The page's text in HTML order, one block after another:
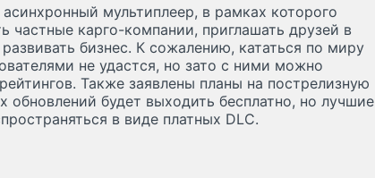
мультиплеер, в рамках которого
частные карго-компании, приглашать друзей в
бизнес. К сожалению, кататься по миру
не удастся, но зато с ними можно
Также заявлены планы на пострелизную
обновлений будет выходить бесплатно, но лучшие
в виде платных DLC.